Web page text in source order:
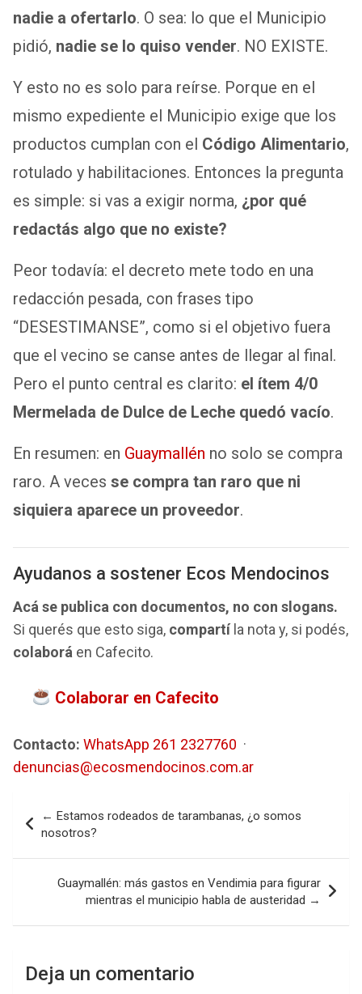
nadie a ofertarlo. O sea: lo que el Municipio
pidió, nadie se lo quiso vender. NO EXISTE.
Y esto no es solo para reírse. Porque en el
mismo expediente el Municipio exige que los
productos cumplan con el Código Alimentario,
rotulado y habilitaciones. Entonces la pregunta
es simple: si vas a exigir norma, ¿por qué
redactás algo que no existe?
Peor todavía: el decreto mete todo en una
redacción pesada, con frases tipo
“DESESTIMANSE”, como si el objetivo fuera
que el vecino se canse antes de llegar al final.
Pero el punto central es clarito: el ítem 4/0
Mermelada de Dulce de Leche quedó vacío.
En resumen: en Guaymallén no solo se compra
raro. A veces se compra tan raro que ni
siquiera aparece un proveedor.
Ayudanos a sostener Ecos Mendocinos
Acá se publica con documentos, no con slogans.
Si querés que esto siga, compartíla nota y, si podés,
colaborá en Cafecito.
Colaborar en Cafecito
Contacto: WhatsApp 261 2327760 ·
denuncias@ecosmendocinos.com.ar
de
entradas
← Estamos rodeados de tarambanas, ¿o somos
nosotros?
Guaymallén: más gastos en Vendimia para figurar
mientras el municipio habla de austeridad →
Deja un comentario